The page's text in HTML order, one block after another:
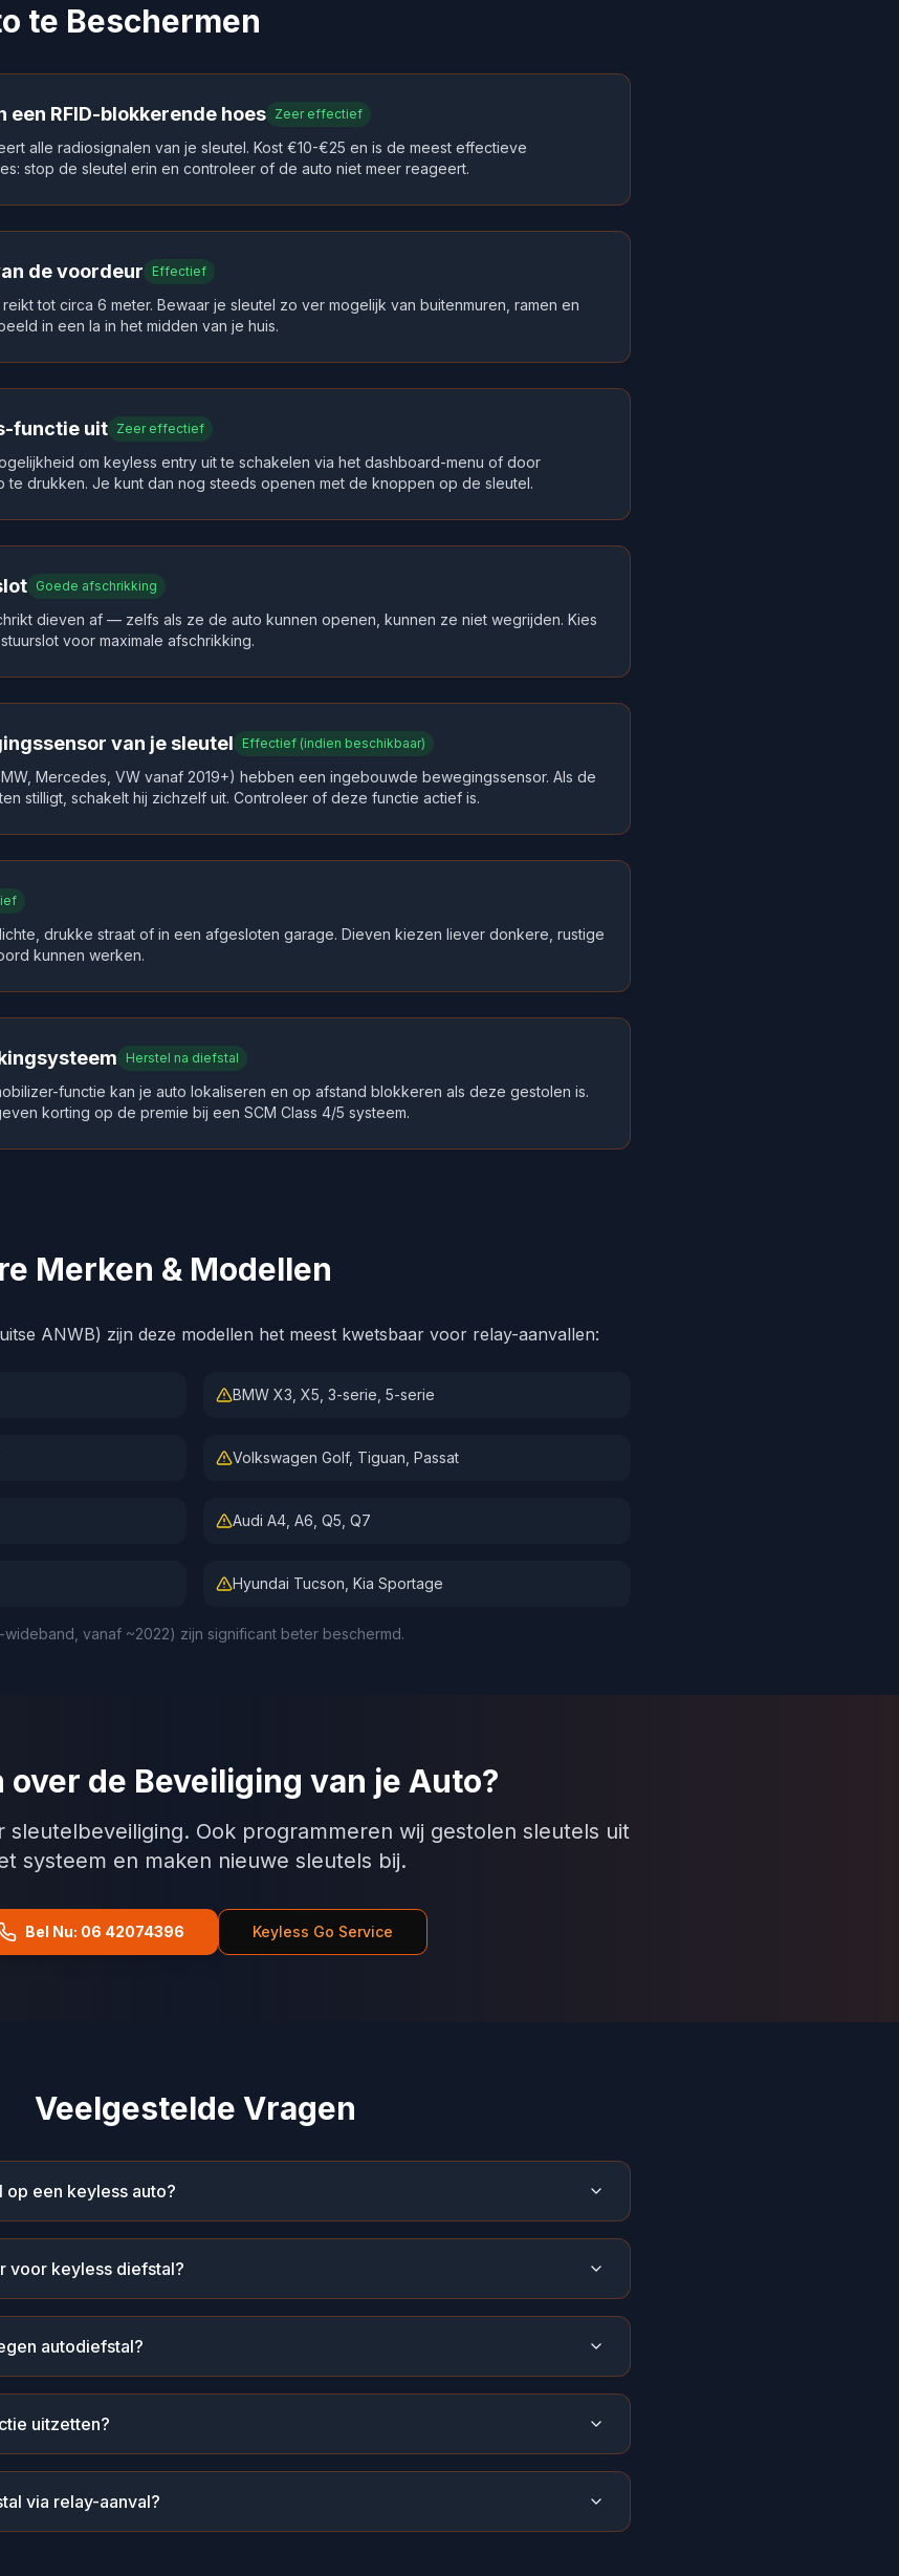
te Beschermen
een RFID-blokkerende hoes Zeer effectief
alle radiosignalen van je sleutel. Kost €10-€25 en is de meest effectieve
stop de sleutel erin en controleer of de auto niet meer reageert.
de voordeur Effectief
tot circa 6 meter. Bewaar je sleutel zo ver mogelijk van buitenmuren, ramen en
in een la in het midden van je huis.
functie uit Zeer effectief
om keyless entry uit te schakelen via het dashboard-menu of door
te drukken. Je kunt dan nog steeds openen met de knoppen op de sleutel.
Goede afschrikking
dieven af — zelfs als ze de auto kunnen openen, kunnen ze niet wegrijden. Kies
voor maximale afschrikking.
van je sleutel Effectief (indien beschikbaar)
Mercedes, VW vanaf 2019+) hebben een ingebouwde bewegingssensor. Als de
stilligt, schakelt hij zichzelf uit. Controleer of deze functie actief is.
drukke straat of in een afgesloten garage. Dieven kiezen liever donkere, rustige
kunnen werken.
Herstel na diefstal
functie kan je auto lokaliseren en op afstand blokkeren als deze gestolen is.
korting op de premie bij een SCM Class 4/5 systeem.
Merken & Modellen
ANWB) zijn deze modellen het meest kwetsbaar voor relay-aanvallen:
BMW X3, X5, 3-serie, 5-serie
Volkswagen Golf, Tiguan, Passat
Audi A4, A6, Q5, Q7
Hyundai Tucson, Kia Sportage
vanaf ~2022) zijn significant beter beschermd.
over de Beveiliging van je Auto?
sleutelbeveiliging. Ook programmeren wij gestolen sleutels uit
systeem en maken nieuwe sleutels bij.
Bel Nu: 06 42074396 Keyless Go Service
Veelgestelde Vragen
een keyless auto?
voor keyless diefstal?
autodiefstal?
uitzetten?
via relay-aanval?